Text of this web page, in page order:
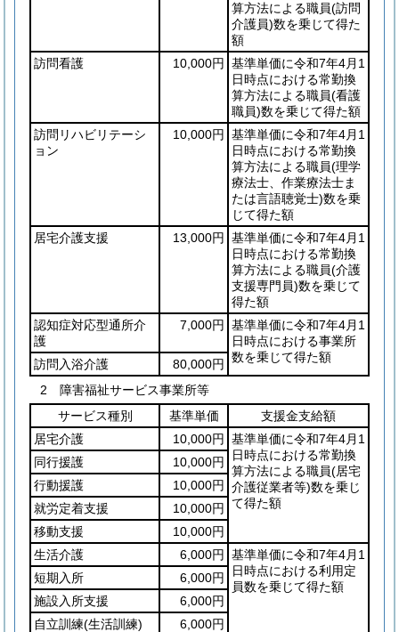
算方法による職員(訪問
介護員)数を乗じて得た
額
訪問看護
10,000円
基準単価に令和7年4月1
日時点における常勤換
算方法による職員(看護
職員)数を乗じて得た額
訪問リハビリテーシ
ョン
10,000円
基準単価に令和7年4月1
日時点における常勤換
算方法による職員(理学
療法士、作業療法士ま
たは言語聴覚士)数を乗
じて得た額
居宅介護支援
13,000円
基準単価に令和7年4月1
日時点における常勤換
算方法による職員(介護
支援専門員)数を乗じて
得た額
認知症対応型通所介
護
7,000円
基準単価に令和7年4月1
日時点における事業所
数を乗じて得た額
訪問入浴介護
80,000円
2 障害福祉サービス事業所等
サービス種別
基準単価
支援金支給額
居宅介護
10,000円
基準単価に令和7年4月1
日時点における常勤換
算方法による職員(居宅
介護従業者等)数を乗じ
て得た額
同行援護
10,000円
行動援護
10,000円
就労定着支援
10,000円
移動支援
10,000円
生活介護
6,000円
基準単価に令和7年4月1
日時点における利用定
員数を乗じて得た額
短期入所
6,000円
施設入所支援
6,000円
自立訓練(生活訓練)
6,000円